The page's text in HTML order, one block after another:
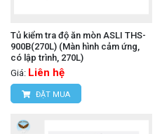
Tủ kiểm tra độ ăn mòn ASLI THS-
900B(270L) (Màn hình cảm ứng,
có lập trình, 270L)
Giá: Liên hệ
ĐẶT MUA